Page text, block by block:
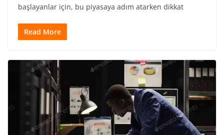
başlayanlar için, bu piyasaya adım atarken dikkat
Read More